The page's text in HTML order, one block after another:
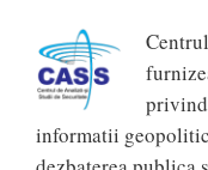
informatii